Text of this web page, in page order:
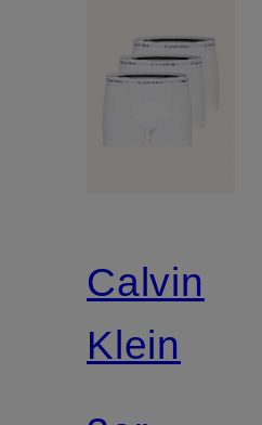
Calvin
Klein